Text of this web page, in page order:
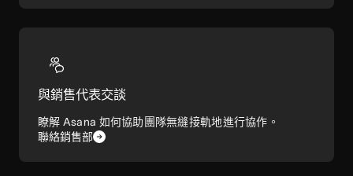
與銷售代表交談
瞭解 Asana 如何協助團隊無縫接軌地進行協作。
聯絡銷售部